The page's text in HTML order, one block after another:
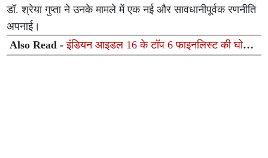
डॉ. श्रेया गुप्ता ने उनके मामले में एक नई और सावधानीपूर्वक रणनीति
अपनाई।
Also Read -इंडियन आइडल 16 के टॉप 6 फाइनलिस्ट की घोषणा
ग्रैंड फिनाले में नहीं दिखेंगे विशाल ददलानी, संगीतकार ने बताई बड़ी